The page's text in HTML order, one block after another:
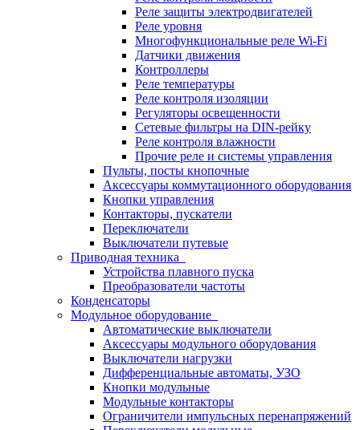
Реле защиты электродвигателей
Реле уровня
Многофункциональные реле Wi-Fi
Датчики движения
Контроллеры
Реле температуры
Реле контроля изоляции
Регуляторы освещенности
Сетевые фильтры на DIN-рейку
Реле контроля влажности
Прочие реле и системы управления
Пульты, посты кнопочные
Аксессуары коммутационного оборудования
Кнопки управления
Контакторы, пускатели
Переключатели
Выключатели путевые
Приводная техника
Устройства плавного пуска
Преобразователи частоты
Конденсаторы
Модульное оборудование
Автоматические выключатели
Аксессуары модульного оборудования
Выключатели нагрузки
Дифференциальные автоматы, УЗО
Кнопки модульные
Модульные контакторы
Ограничители импульсных перенапряжений